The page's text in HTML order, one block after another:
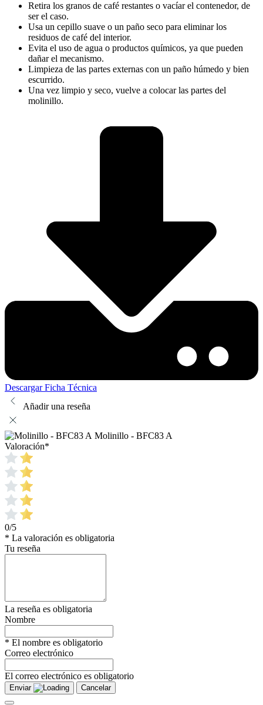
Retira los granos de café restantes o vacíar el contenedor, de
ser el caso.
Usa un cepillo suave o un paño seco para eliminar los
residuos de café del interior.
Evita el uso de agua o productos químicos, ya que pueden
dañar el mecanismo.
Limpieza de las partes externas con un paño húmedo y bien
escurrido.
Una vez limpio y seco, vuelve a colocar las partes del
molinillo.
Descargar Ficha Técnica
Añadir una reseña
Molinillo - BFC83 A
Valoración*
0/5
* La valoración es obligatoria
Tu reseña
La reseña es obligatoria
Nombre
* El nombre es obligatorio
Correo electrónico
El correo electrónico es obligatorio
Enviar Cancelar